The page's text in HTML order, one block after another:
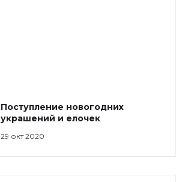
Поступление новогодних
украшений и елочек
29 окт 2020